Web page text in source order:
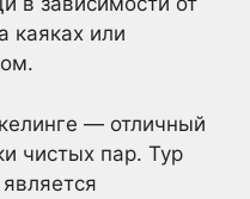
каяках или
— отличный
чистых пар. Тур